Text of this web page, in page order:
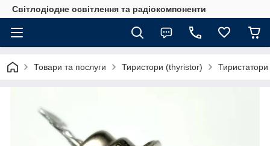
Світлодіодне освітлення та радіокомпоненти
Товари та послуги Тиристори (thyristor) Тиристатори